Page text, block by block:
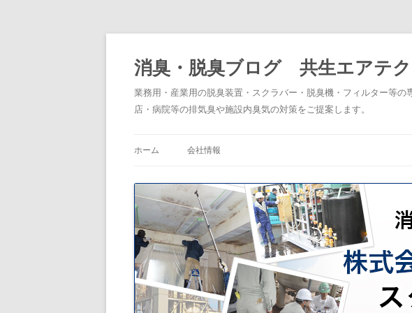
消臭・脱臭ブログ 共生エアテ
業務用・産業用の脱臭装置・スクラバー・脱臭機・フィルター等
店・病院等の排気臭や施設内臭気の対策をご提案します。
ホーム 会社情報